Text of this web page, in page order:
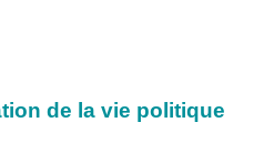
de la vie politique